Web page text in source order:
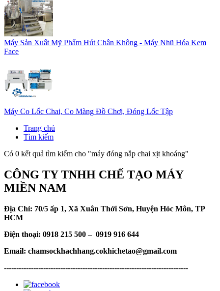
Máy Sản Xuất Mỹ Phẩm Hút Chân Không - Máy Nhũ Hóa Kem
Face
Máy Co Lốc Chai, Co Màng Đồ Chơi, Đóng Lốc Tập
Trang chủ
Tìm kiếm
Có 0 kết quả tìm kiếm cho "máy đóng nắp chai xịt khoáng"
CÔNG TY TNHH CHẾ TẠO MÁY
MIỀN NAM
Địa Chỉ: 70/5 ấp 1, Xã Xuân Thới Sơn, Huyện Hóc Môn, TP
HCM
Điện thoại: 0918 215 500 – 0919 916 644
Email: chamsockhachhang.cokhichetao@gmail.com
---------------------------------------------------------------------------